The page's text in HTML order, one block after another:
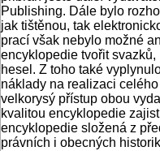
Publishing. Dále bylo
jak tištěnou, tak
prací však nebylo možné
encyklopedie tvořit
hesel. Z toho také
náklady na realizaci
velkorysý přístup obou
kvalitou encyklopedie
encyklopedie složená z
právních i obecných